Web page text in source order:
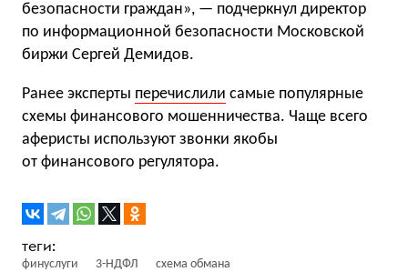
безопасности граждан», — подчеркнул директор
по информационной безопасности Московской
биржи Сергей Демидов.
Ранее эксперты перечислили самые популярные
схемы финансового мошенничества. Чаще всего
аферисты используют звонки якобы
от финансового регулятора.
финуслуги 3-НДФЛ схема обмана